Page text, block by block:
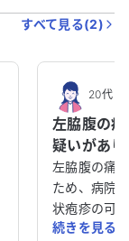
すべて見る(2)
20代・
左脇腹の
疑いがあ
て相談さ
左脇腹の痛
ため、病院
状疱疹の可
け、お薬を
続きを見る